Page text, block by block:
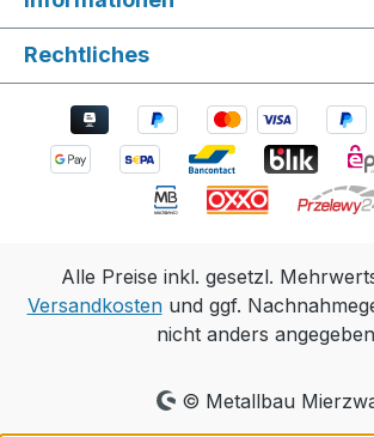
Rechtliches
Alle Preise inkl. gesetzl.
Versandkostenund ggf.
nicht anders
© Metallbau